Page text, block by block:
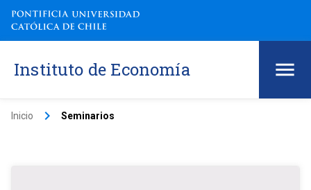
Instituto de Economía
Inicio keyboard_arrow_right Seminarios